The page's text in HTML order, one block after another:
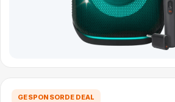
GESPONSORDE DEAL